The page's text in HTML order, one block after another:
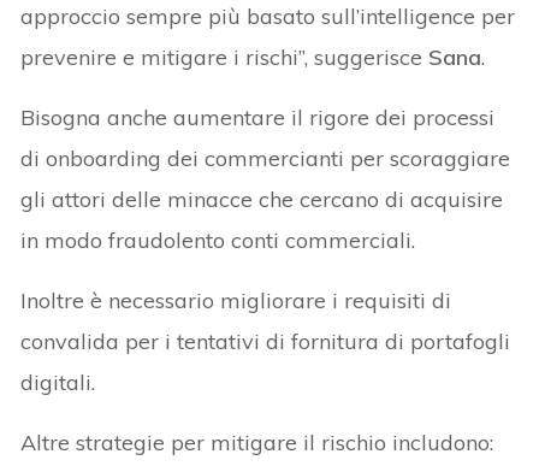
approccio sempre più basato sull’intelligence per
prevenire e mitigare i rischi”, suggerisce Sana.
Bisogna anche aumentare il rigore dei processi
di onboarding dei commercianti per scoraggiare
gli attori delle minacce che cercano di acquisire
in modo fraudolento conti commerciali.
Inoltre è necessario migliorare i requisiti di
convalida per i tentativi di fornitura di portafogli
digitali.
Altre strategie per mitigare il rischio includono: